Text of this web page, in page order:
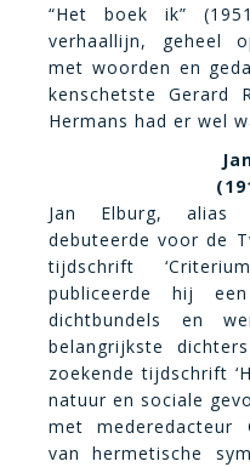
“Het boek ik”
verhaallijn, geheel
met woorden en
kenschetste Gerard
Hermans had er wel
Jan Elburg, alias
debuteerde voor de
tijdschrift
publiceerde hij
dichtbundels en
belangrijkste
zoekende tijdschrift
natuur en sociale
met mederedacteur
van hermetische